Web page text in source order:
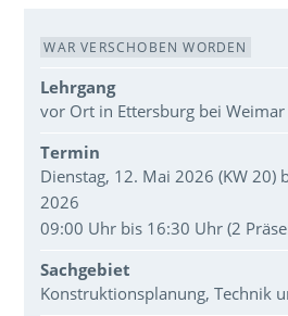
Veranstaltungsdaten
WAR VERSCHOBEN WORDEN
Lehrgang
vor Ort in Ettersburg bei Weimar
Termin
Dienstag, 12. Mai 2026 (KW 20)
2026
09:00 Uhr bis 16:30 Uhr (2
Sachgebiet
Konstruktionsplanung, Technik